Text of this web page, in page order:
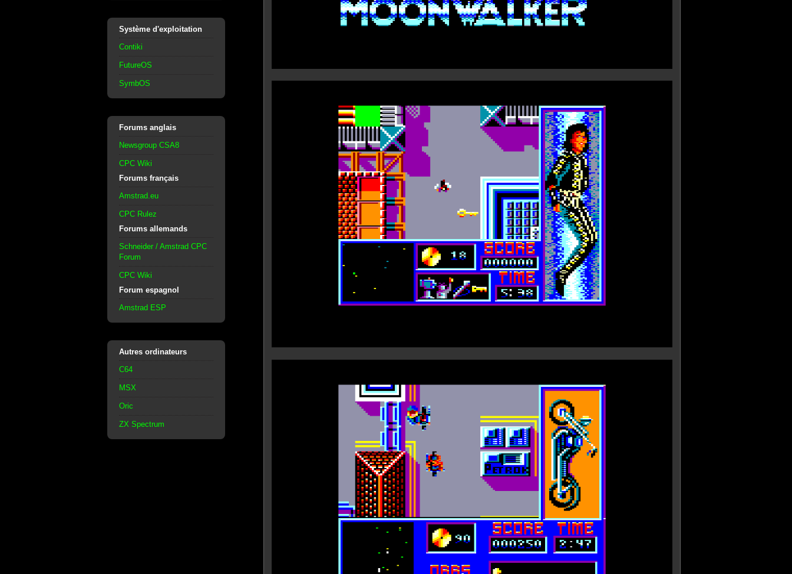
Système d'exploitation
Contiki
FutureOS
SymbOS
Forums anglais
Newsgroup CSA8
CPC Wiki
Forums français
Amstrad.eu
CPC Rulez
Forums allemands
Schneider / Amstrad CPC
Forum
CPC Wiki
Forum espagnol
Amstrad ESP
Autres ordinateurs
C64
MSX
Oric
ZX Spectrum